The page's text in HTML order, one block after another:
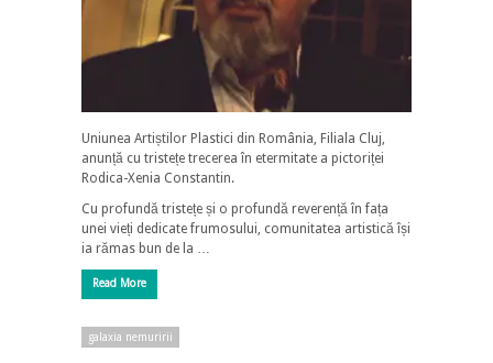
Uniunea Artiștilor Plastici din România, Filiala Cluj,
anunță cu tristețe trecerea în etermitate a pictoriței
Rodica-Xenia Constantin.
Cu profundă tristețe și o profundă reverență în fața
unei vieți dedicate frumosului, comunitatea artistică își
ia rămas bun de la …
Read More
galaxia nemuririi